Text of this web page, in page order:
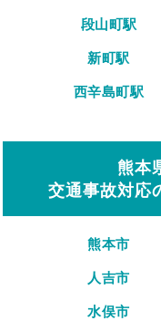
段山町駅
新町駅
西辛島町駅
熊本
交通事故対応
熊本市
人吉市
水俣市